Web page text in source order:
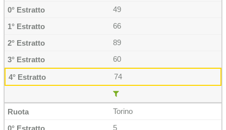
49
66
89
60
74
Torino
5